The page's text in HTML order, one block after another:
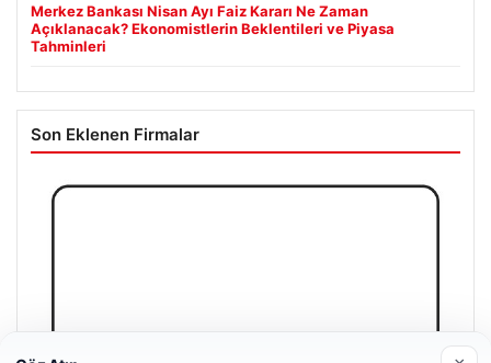
Merkez Bankası Nisan Ayı Faiz Kararı Ne Zaman
Açıklanacak? Ekonomistlerin Beklentileri ve Piyasa
Tahminleri
Son Eklenen Firmalar